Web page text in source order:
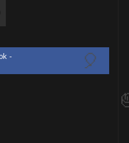
Facebook -